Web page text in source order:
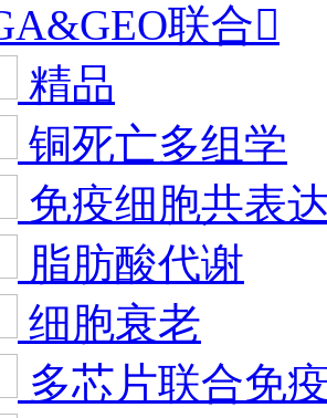
联合
精品
铜死亡多组学
免疫细胞共表
脂肪酸代谢
细胞衰老
多芯片联合免